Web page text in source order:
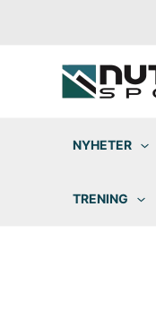
NYHETER
TRENING